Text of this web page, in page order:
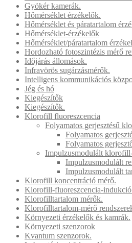
Gyökér kamerák.
Hőmérséklet érzékelők.
Hőmérséklet és páratartalom
Hőmérséklet-érzékelők
Hőmérséklet/páratartalom
Hordozható fotoszintézis mérő
Időjárás állomások.
Infravörös sugárzásmérők.
Intelligens kommunikációs
Jég és hó
Kiegészítők
Kiegészítők.
Klorofill fluoreszcencia
Folyamatos gerjesztésű
Folyamatos
Folyamatos
Impulzusmodulált
Impulzusmodulált
Impulzusmodulált
Klorofill koncentráció mérő.
Klorofill-fluoreszcencia-
Klorofilltartalom mérők.
Klorofilltartalom-mérő
Környezeti érzékelők és kamrák.
Környezeti szenzorok
Kvantum szenzorok.